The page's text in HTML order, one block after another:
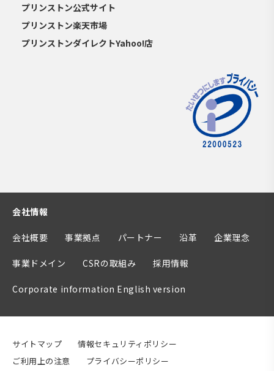
プリンストン公式サイト
プリンストン楽天市場
プリンストンダイレクトYahoo!店
会社情報
会社概要 事業拠点 パートナー 沿革 企業理念
事業ドメイン CSRの取組み 採用情報
Corporate information English version
サイトマップ
情報セキュリティポリシー
ご利用上の注意
プライバシーポリシー